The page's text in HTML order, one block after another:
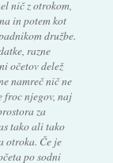
nič z otrokom,
in potem kot
družbe.
razne
očetov delež
namreč nič ne
froc njegov, naj
za
tako ali tako
otroka. Če je
po sodni